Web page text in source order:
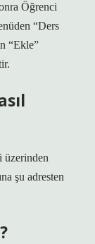
Öğrenci
“Ders
“Ekle”
üzerinden
şu adresten